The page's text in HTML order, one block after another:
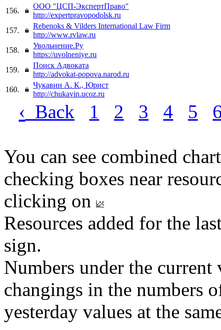
156.
ООО "ЦСП-ЭкспертПраво"
http://expertpravopodolsk.ru
157.
Rebenoks & Vilders International Law Firm
http://www.rvlaw.ru
158.
Увольнение.Ру
https://uvolneniye.ru
159.
Поиск Адвоката
http://advokat-popova.narod.ru
160.
Чукавин А. К., Юрист
http://chukavin.ucoz.ru
‹ Back 1 2 3 4 5
You can see combined
checking boxes near
clicking on
Resources added for the
sign.
Numbers under the
changings in the numbers
yesterday values at the